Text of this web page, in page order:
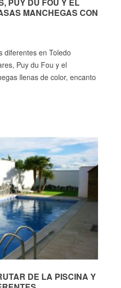
PUY DU FOU Y EL
MANCHEGAS CON
diferentes en Toledo
Puy du Fou y el
llenas de color, encanto
DE LA PISCINA Y